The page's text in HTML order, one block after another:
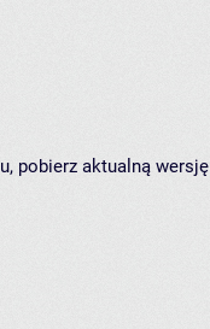
pobierz aktualną wersję